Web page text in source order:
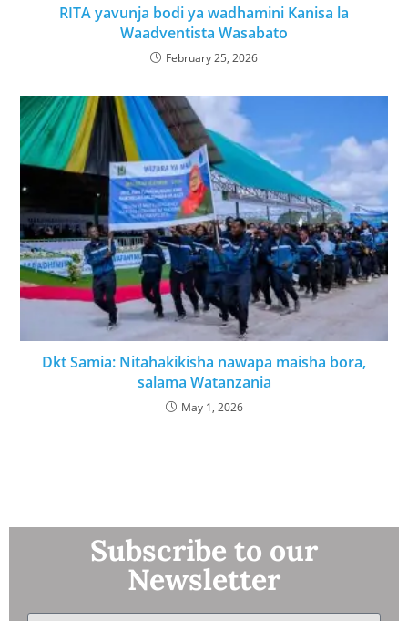
RITA yavunja bodi ya wadhamini Kanisa la
Waadventista Wasabato
February 25, 2026
Dkt Samia: Nitahakikisha nawapa maisha bora,
salama Watanzania
May 1, 2026
Subscribe to our
Newsletter